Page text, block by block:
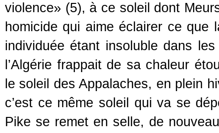
violence» (5), à ce soleil dont
homicide qui aime éclairer ce que
individuée étant insoluble dans
l’Algérie frappait de sa chaleur
le soleil des Appalaches, en plein
c’est ce même soleil qui va se
Pike se remet en selle, de